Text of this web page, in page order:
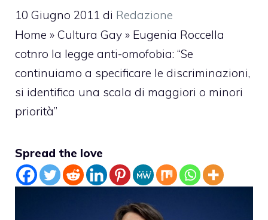
10 Giugno 2011 di Redazione
Home » Cultura Gay » Eugenia Roccella
cotnro la legge anti-omofobia: “Se
continuiamo a specificare le discriminazioni,
si identifica una scala di maggiori o minori
priorità”
Spread the love